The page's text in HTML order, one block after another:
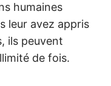
humaines
leur avez appris
ils peuvent
de fois.